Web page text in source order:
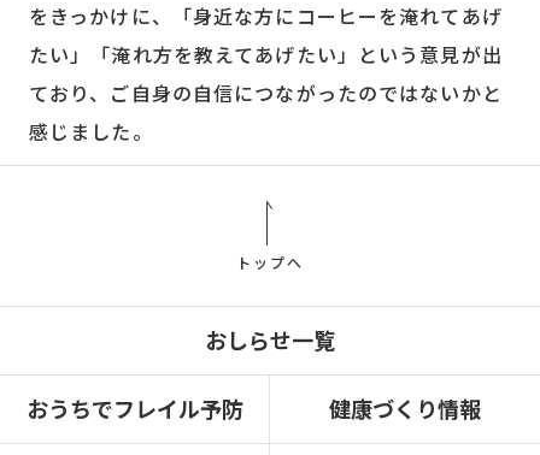
をきっかけに、「身近な方にコーヒーを淹れてあげ
たい」「淹れ方を教えてあげたい」という意見が出
ており、ご自身の自信につながったのではないかと
感じました。
トップへ
おしらせ一覧
おうちでフレイル予防 健康づくり情報